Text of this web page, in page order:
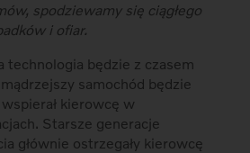
spodziewamy się ciągłego
i ofiar.
technologia będzie z czasem
samochód będzie
kierowcę w
Starsze generacje
głównie ostrzegały kierowcę